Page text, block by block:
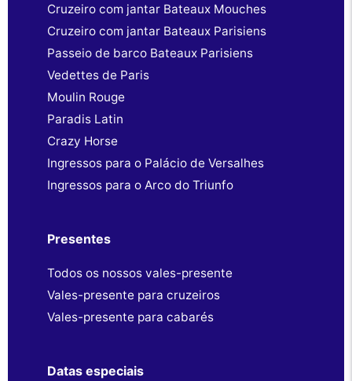
Cruzeiro com jantar Bateaux Mouches
Cruzeiro com jantar Bateaux Parisiens
Passeio de barco Bateaux Parisiens
Vedettes de Paris
Moulin Rouge
Paradis Latin
Crazy Horse
Ingressos para o Palácio de Versalhes
Ingressos para o Arco do Triunfo
Presentes
Todos os nossos vales-presente
Vales-presente para cruzeiros
Vales-presente para cabarés
Datas especiais